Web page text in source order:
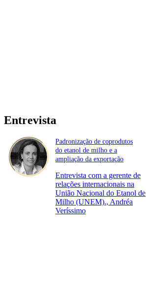
Entrevista
Padronização de coprodutos
do etanol de milho e a
ampliação da exportação
Entrevista com a gerente de
relações internacionais na
União Nacional do Etanol de
Milho (UNEM)., Andréa
Veríssimo